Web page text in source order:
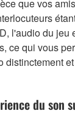
que vos
l'audio du jeu
ce qui vous
distinctement
du son